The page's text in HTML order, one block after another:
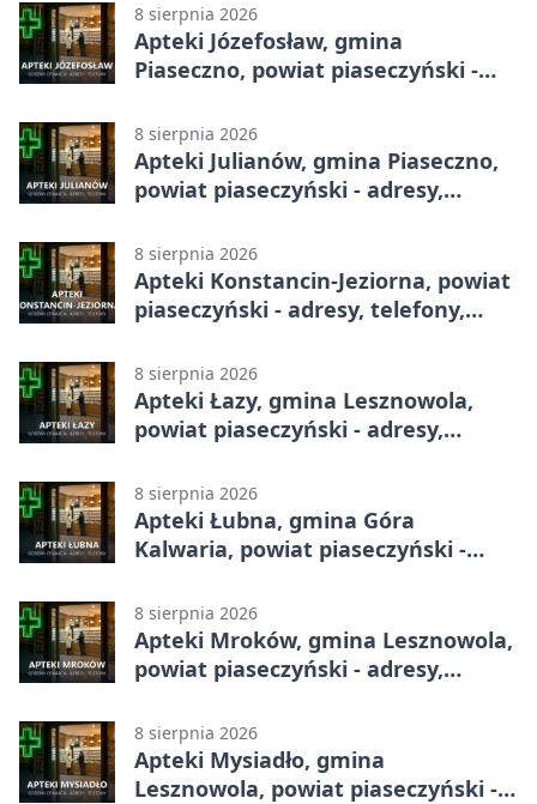
8 sierpnia 2026
Apteki Józefosław, gmina
Piaseczno, powiat piaseczyński -
8 sierpnia 2026
Apteki Julianów, gmina Piaseczno,
powiat piaseczyński - adresy,
8 sierpnia 2026
Apteki Konstancin-Jeziorna, powiat
piaseczyński - adresy, telefony,
8 sierpnia 2026
Apteki Łazy, gmina Lesznowola,
powiat piaseczyński - adresy,
8 sierpnia 2026
Apteki Łubna, gmina Góra
Kalwaria, powiat piaseczyński -
8 sierpnia 2026
Apteki Mroków, gmina Lesznowola,
powiat piaseczyński - adresy,
8 sierpnia 2026
Apteki Mysiadło, gmina
Lesznowola, powiat piaseczyński -